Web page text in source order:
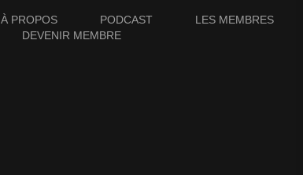
À PROPOS PODCAST LES MEMBRES
DEVENIR MEMBRE